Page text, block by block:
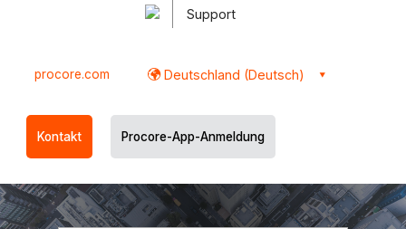
Support
procore.com Deutschland (Deutsch)
Kontakt Procore-App-Anmeldung